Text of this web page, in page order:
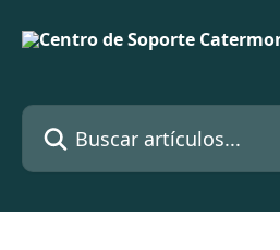
Buscar artículos...